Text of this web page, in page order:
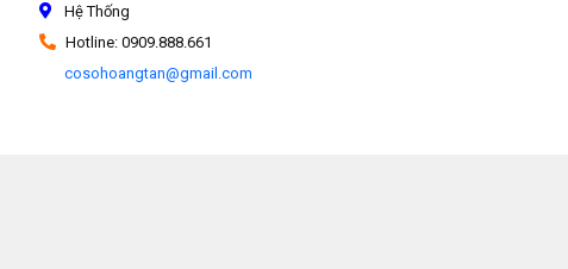
Hệ Thống
Hotline: 0909.888.661
cosohoangtan@gmail.com